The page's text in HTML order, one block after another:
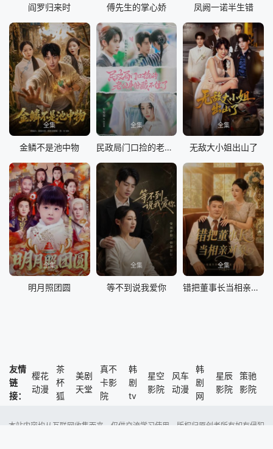
阎罗归来时 傅先生的掌心娇 凤阙一诺半生错
全集
金鳞不是池中物
全集
民政局门口捡的老公身份藏不住了
全集
无敌大小姐出山了
全集
明月照团圆
全集
等不到说我爱你
全集
错把董事长当相亲对象
友情
链
接：
樱花
动漫
茶
杯
狐
美剧
天堂
真不
卡影
院
韩
剧
tv
星空
影院
风车
动漫
韩
剧
网
星辰
影院
策驰
影院
本站内容均从互联网收集而来，仅供交流学习使用，版权归原创者所有如有侵犯